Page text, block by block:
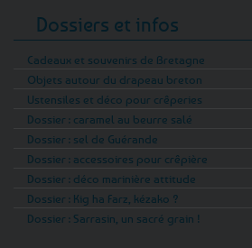
Dossiers et infos
Cadeaux et souvenirs de Bretagne
Objets autour du drapeau breton
Ustensiles et déco pour crêperies
Dossier : caramel au beurre salé
Dossier : sel de Guérande
Dossier : accessoires pour crêpière
Dossier : déco marinière attitude
Dossier : Kig ha Farz, kézako ?
Dossier : Sarrasin, un sacré grain !